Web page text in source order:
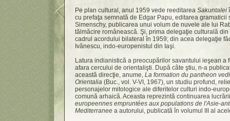
Pe plan cultural, anul 1959 vede reeditarea Sakuntalei
cu prefaţa semnată de Edgar Papu, editarea gramaticii
Simenschy, publicarea unui volum de nuvele ale lui
tălmăcire românească. Şi, prima delegaţie culturală
cadrul acordului bilateral în 1959; din acea delegaţie
Ivănescu, indo-europenistul din Iaşi.
Latura indianistică a preocupărilor savantului ieşean a
afara cercului de orientalişti. După câte ştiu, n-a
această direcţie, anume, La formation du pantheon
Orientalia (Buc., vol. V-VI, 1967), un studiu profund,
personajelor mitologice ale diferitelor culturi indo-
comună arhaică. Aceasta reprezintă continuarea
europeennes empruntées aux populations de l'Asie-
Mediterranee a autorului, publicată în volumul III al